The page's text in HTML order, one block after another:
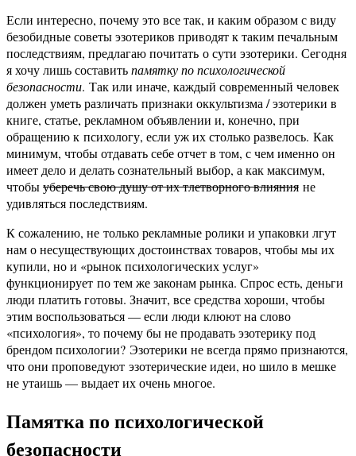
Если интересно, почему это все так, и каким образом с виду
безобидные советы эзотериков приводят к таким печальным
последствиям, предлагаю почитать о сути эзотерики. Сегодня
я хочу лишь составитьпамятку по психологической
безопасности. Так или иначе, каждый современный человек
должен уметь различать признаки оккультизма / эзотерики в
книге, статье, рекламном объявлении и, конечно, при
обращению к психологу, если уж их столько развелось. Как
минимум, чтобы отдавать себе отчет в том, с чем именно он
имеет дело и делать сознательный выбор, а как максимум,
чтобыуберечь свою душу от их тлетворного влияния не
удивляться последствиям.
К сожалению, не только рекламные ролики и упаковки лгут
нам о несуществующих достоинствах товаров, чтобы мы их
купили, но и «рынок психологических услуг»
функционирует по тем же законам рынка. Спрос есть, деньги
люди платить готовы. Значит, все средства хороши, чтобы
этим воспользоваться — если люди клюют на слово
«психология», то почему бы не продавать эзотерику под
брендом психологии? Эзотерики не всегда прямо признаются,
что они проповедуют эзотерические идеи, но шило в мешке
не утаишь — выдает их очень многое.
Памятка по психологической
безопасности